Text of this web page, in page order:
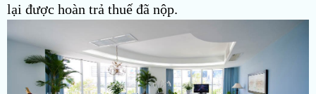
lại được hoàn trả thuế đã nộp.